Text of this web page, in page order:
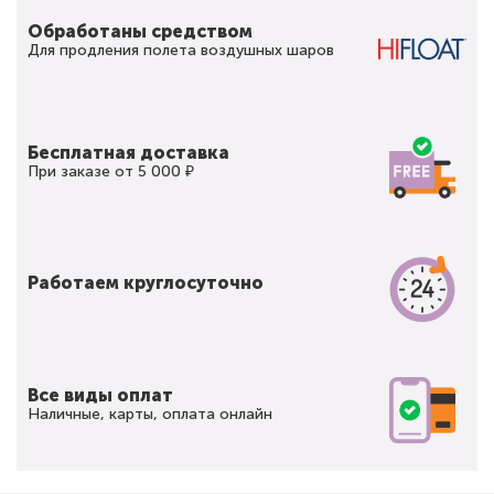
Обработаны средством
Для продления полета воздушных шаров
Бесплатная доставка
При заказе от 5 000 ₽
Работаем круглосуточно
Все виды оплат
Наличные, карты, оплата онлайн